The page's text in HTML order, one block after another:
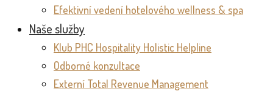
Efektivní vedení hotelového wellness & spa
Naše služby
Klub PHC Hospitality Holistic Helpline
Odborné konzultace
Externí Total Revenue Management